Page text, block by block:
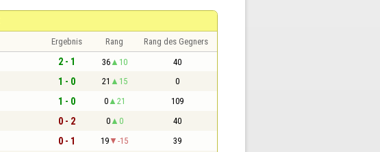
Ergebnis Rang Rang des Gegners
2 - 1 36 10 40
1 - 0 21 15 0
1 - 0 0 21 109
0 - 2 0 0 40
0 - 1 19 -15 39